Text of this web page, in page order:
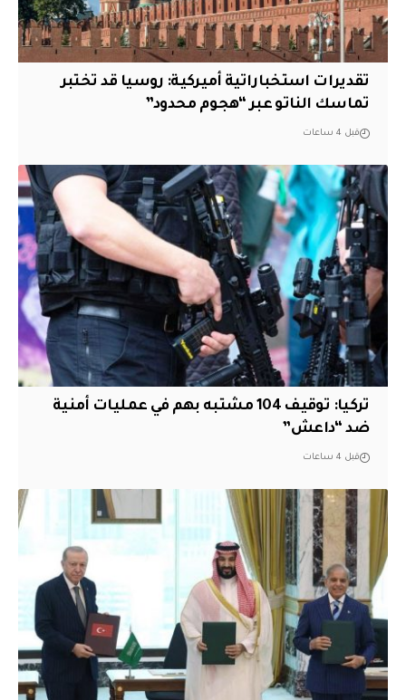
تقديرات استخباراتية أميركية: روسيا قد تختبر
تماسك الناتو عبر “هجوم محدود”
قبل 4 ساعات
تركيا: توقيف 104 مشتبه بهم في عمليات أمنية
ضد “داعش”
قبل 4 ساعات